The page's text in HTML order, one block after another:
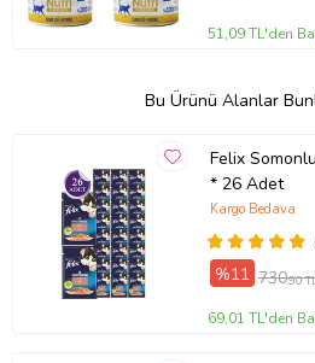
51,09 TL'den
Bu Ürünü Alanlar
Felix
* 26 Adet
Kargo Bedava
%11 730,90
69,01 TL'den